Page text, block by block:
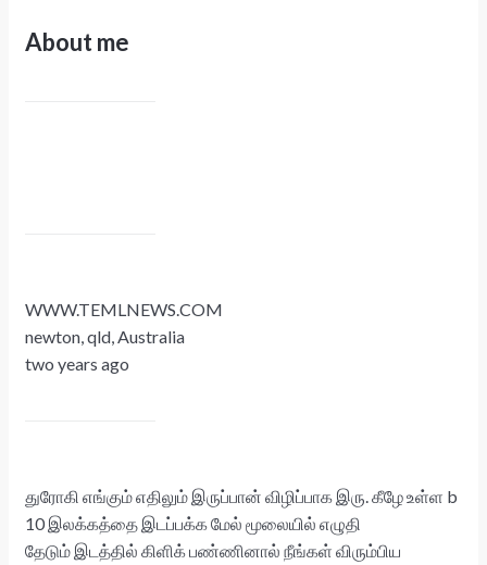
About me
WWW.TEMLNEWS.COM
newton, qld, Australia
two years ago
துரோகி எங்கும் எதிலும் இருப்பான் விழிப்பாக இரு. கீழே உள்ள b
10 இலக்கத்தை இடப்பக்க மேல் மூலையில் எழுதி
தேடும் இடத்தில் கிளிக் பண்ணினால் நீங்கள் விரும்பிய